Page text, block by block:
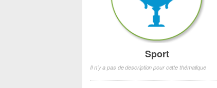
Sport
Il n'y a pas de description pour cette thématique